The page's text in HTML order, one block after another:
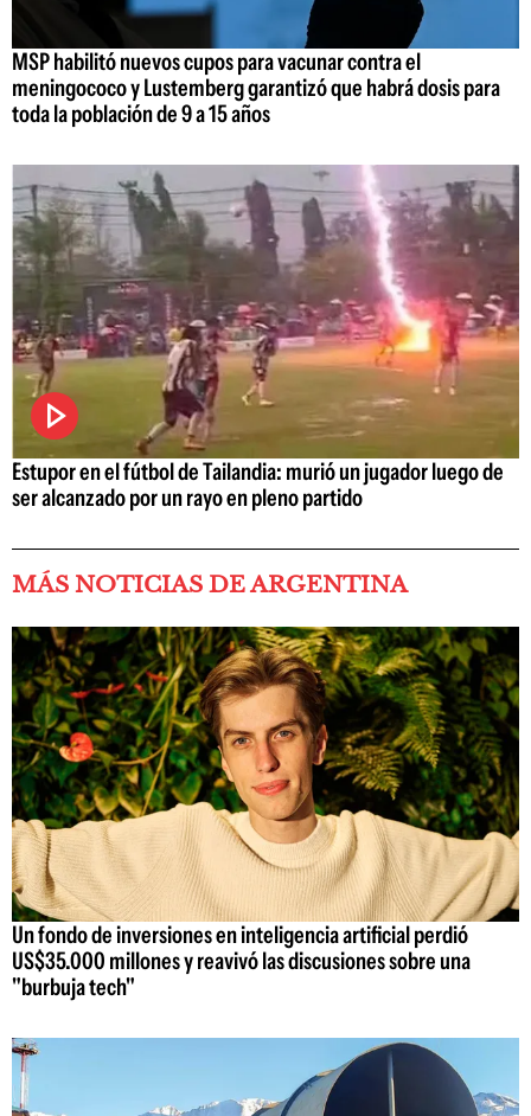
MSP habilitó nuevos cupos para vacunar contra el
meningococo y Lustemberg garantizó que habrá dosis para
toda la población de 9 a 15 años
Estupor en el fútbol de Tailandia: murió un jugador luego de
ser alcanzado por un rayo en pleno partido
MÁS NOTICIAS DE ARGENTINA
Un fondo de inversiones en inteligencia artificial perdió
US$35.000 millones y reavivó las discusiones sobre una
"burbuja tech"